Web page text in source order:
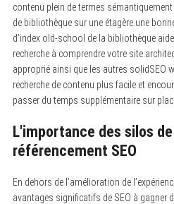
contenu plein de termes
de bibliothèque sur une étagère.une
d’index old-school de la bibliothèque
recherche à comprendre votre
approprié ainsi que les autres solidSEO
recherche de contenu plus facile et
passer du temps supplémentaire sur
L'importance des silos
référencement SEO
En dehors de l’amélioration de
avantages significatifs de SEO à gagner